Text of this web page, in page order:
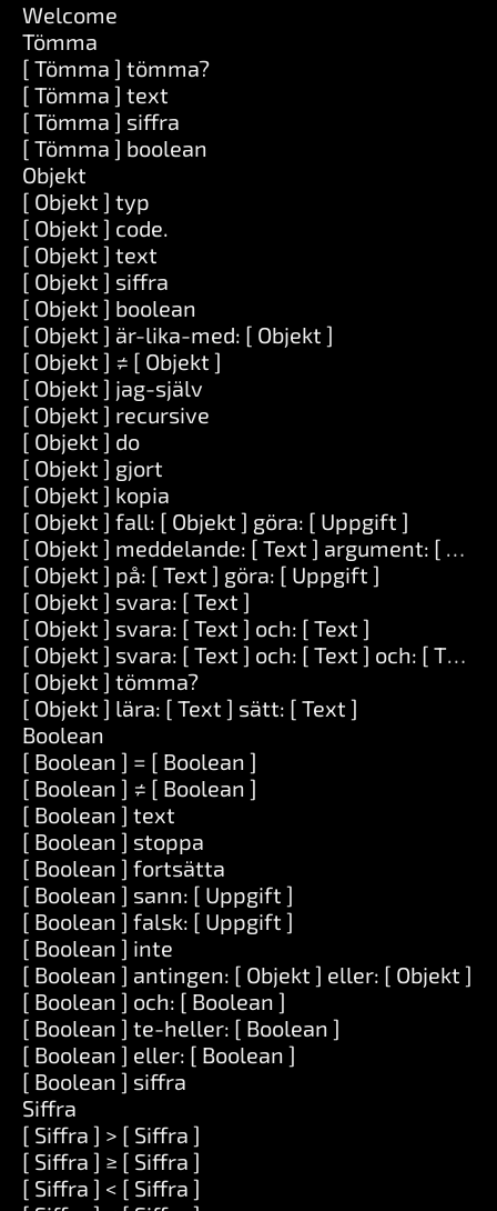
Welcome
Tömma
[ Tömma ] tömma?
[ Tömma ] text
[ Tömma ] siffra
[ Tömma ] boolean
Objekt
[ Objekt ] typ
[ Objekt ] code.
[ Objekt ] text
[ Objekt ] siffra
[ Objekt ] boolean
[ Objekt ] är-lika-med: [ Objekt ]
[ Objekt ] ≠ [ Objekt ]
[ Objekt ] jag-själv
[ Objekt ] recursive
[ Objekt ] do
[ Objekt ] gjort
[ Objekt ] kopia
[ Objekt ] fall: [ Objekt ] göra: [ Uppgift ]
[ Objekt ] meddelande: [ Text ] argument: [
[ Objekt ] på: [ Text ] göra: [ Uppgift ]
[ Objekt ] svara: [ Text ]
[ Objekt ] svara: [ Text ] och: [ Text ]
[ Objekt ] svara: [ Text ] och: [ Text ] och: [ Text ]
[ Objekt ] tömma?
[ Objekt ] lära: [ Text ] sätt: [ Text ]
Boolean
[ Boolean ] = [ Boolean ]
[ Boolean ] ≠ [ Boolean ]
[ Boolean ] text
[ Boolean ] stoppa
[ Boolean ] fortsätta
[ Boolean ] sann: [ Uppgift ]
[ Boolean ] falsk: [ Uppgift ]
[ Boolean ] inte
[ Boolean ] antingen: [ Objekt ] eller: [ Objekt ]
[ Boolean ] och: [ Boolean ]
[ Boolean ] te-heller: [ Boolean ]
[ Boolean ] eller: [ Boolean ]
[ Boolean ] siffra
Siffra
[ Siffra ] > [ Siffra ]
[ Siffra ] ≥ [ Siffra ]
[ Siffra ] < [ Siffra ]